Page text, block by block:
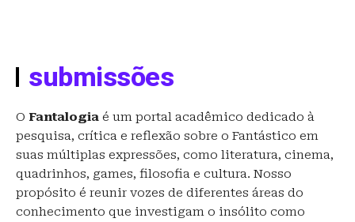
submissões
O Fantalogia é um portal acadêmico dedicado à
pesquisa, crítica e reflexão sobre o Fantástico em
suas múltiplas expressões, como literatura, cinema,
quadrinhos, games, filosofia e cultura. Nosso
propósito é reunir vozes de diferentes áreas do
conhecimento que investigam o insólito como